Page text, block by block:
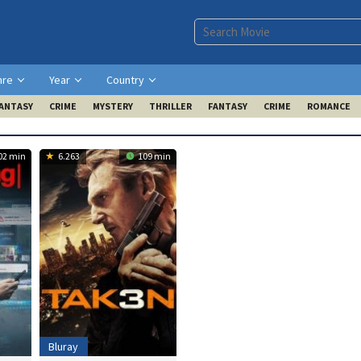
Year Country
CRIME MYSTERY THRILLER FANTASY CRIME ROMANCE
min 6.263 109 min
Bluray